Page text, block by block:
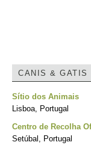
CANIS & GATIS
Sítio dos Animais
Lisboa, Portugal
Centro de Recolha
Setúbal, Portugal